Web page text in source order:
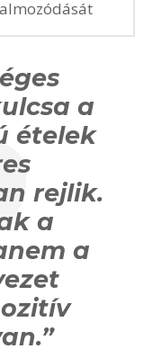
a
ételek
rejlik.
a
a